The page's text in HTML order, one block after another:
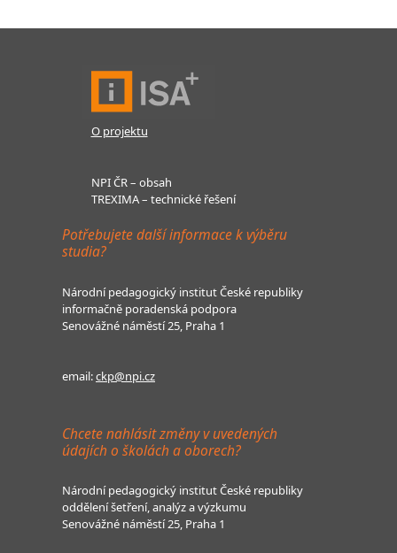
O projektu
NPI ČR – obsah
TREXIMA – technické řešení
Potřebujete další informace k výběru
studia?
Národní pedagogický institut České republiky
informačně poradenská podpora
Senovážné náměstí 25, Praha 1
email:ckp@npi.cz
Chcete nahlásit změny v uvedených
údajích o školách a oborech?
Národní pedagogický institut České republiky
oddělení šetření, analýz a výzkumu
Senovážné náměstí 25, Praha 1